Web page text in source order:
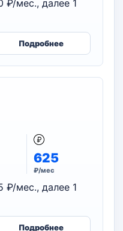
мес., далее 1
Подробнее
625
₽/мес
мес., далее 1
Подробнее